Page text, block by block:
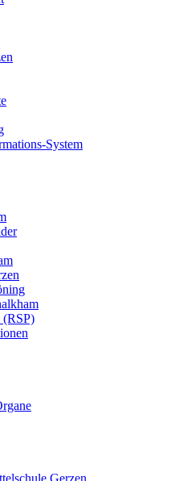
System
(RSP)
Gerzen